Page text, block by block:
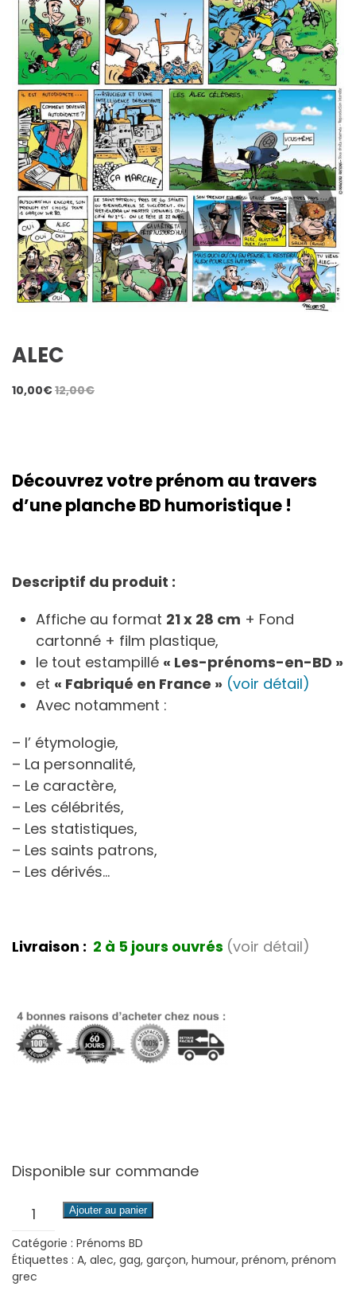
ALEC
10,00€12,00€
Découvrez votre prénom au travers
d’une planche BD humoristique !
Descriptif du produit :
Affiche au format 21 x 28 cm + Fond
cartonné + film plastique,
le tout estampillé « Les-prénoms-en-BD »
et « Fabriqué en France » (voir détail)
Avec notamment :
– l’ étymologie,
– La personnalité,
– Le caractère,
– Les célébrités,
– Les statistiques,
– Les saints patrons,
– Les dérivés…
Livraison : 2 à 5 jours ouvrés (voir détail)
Disponible sur commande
quantité
Alec
Ajouter au panier
Catégorie : Prénoms BD
Étiquettes : A, alec, gag, garçon, humour, prénom, prénom
grec